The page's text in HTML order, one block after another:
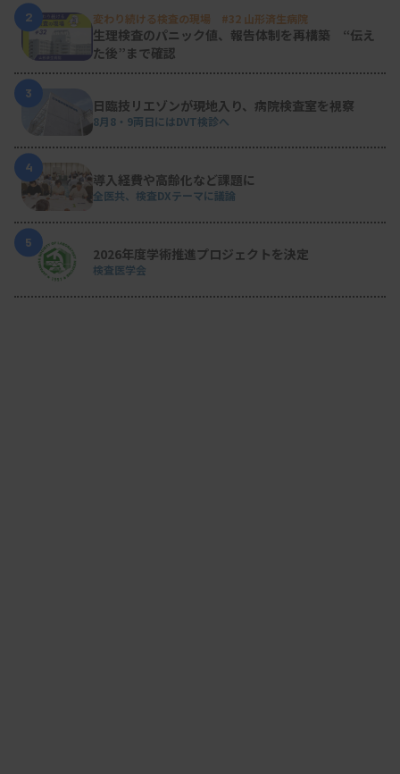
2 変わり続ける検査の現場 #32 山形済生病院
生理検査のパニック値、報告体制を再構築 “伝え
た後”まで確認
3
日臨技リエゾンが現地入り、病院検査室を視察
8月8・9両日にはDVT検診へ
4
導入経費や高齢化など課題に
全医共、検査DXテーマに議論
5
2026年度学術推進プロジェクトを決定
検査医学会